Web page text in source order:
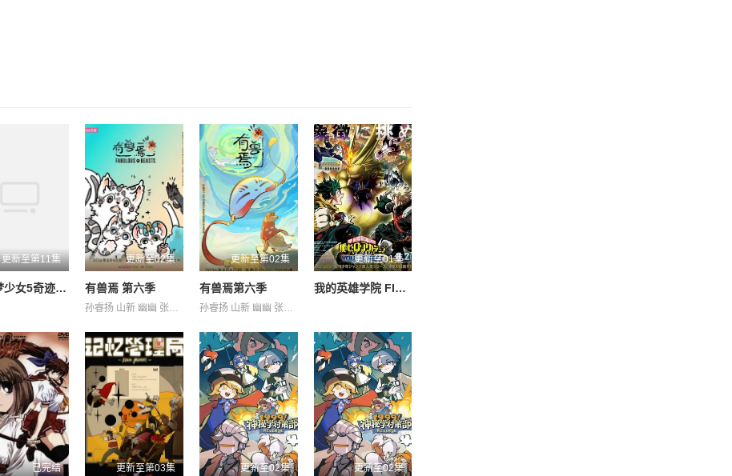
更新至第11集
星卡梦少女5奇迹绽放
更新至02集
有兽焉 第六季
孙睿扬 山新 幽幽 张杰 李兰陵 杨凝 杨昕燃 沈依杭 涂鸦 许潇文 金弦
更新至第02集
有兽焉第六季
孙睿扬 山新 幽幽 张杰 李兰陵 杨凝 杨昕燃 沈依杭 涂鸦 许潇文 金弦
更新至01集
我的英雄学院 FINAL SEASON 特别篇
已完结 更新至第03集 更新至02集 更新至02集